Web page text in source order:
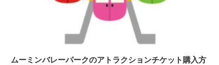
ムーミンバレーパークのアトラクションチケット購入方